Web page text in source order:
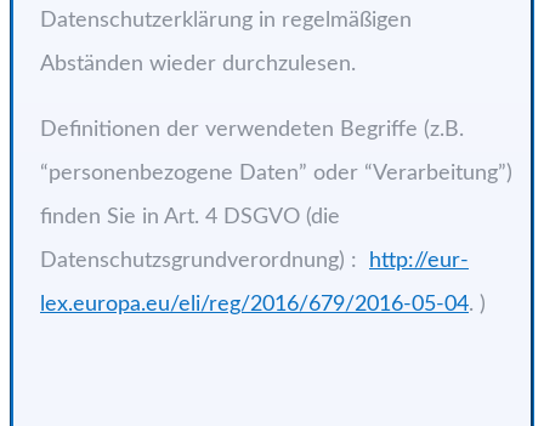
Datenschutzerklärung in regelmäßigen
Abständen wieder durchzulesen.
Definitionen der verwendeten Begriffe (z.B.
“personenbezogene Daten” oder “Verarbeitung”)
finden Sie in Art. 4 DSGVO (die
Datenschutzsgrundverordnung) :
http://eur-
lex.europa.eu/eli/reg/2016/679/2016-05-04. )